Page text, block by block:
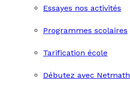
Essayes nos activités
Programmes scolaires
Tarification école
Débutez avec Netmath